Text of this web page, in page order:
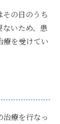
の日のうち
いため、患
療を受けてい
療を行なっ